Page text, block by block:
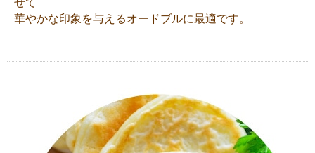
華やかな印象を与えるオードブルに最適です。